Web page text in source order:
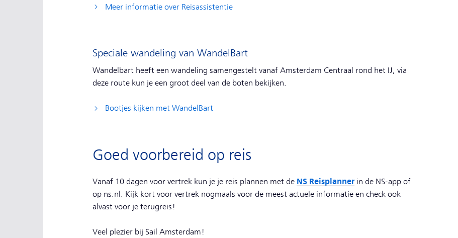
Meer informatie over Reisassistentie
Speciale wandeling van WandelBart
Wandelbart heeft een wandeling samengestelt vanaf Amsterdam Centraal rond het IJ, via
deze route kun je een groot deel van de boten bekijken.
Bootjes kijken met WandelBart
Goed voorbereid op reis
Vanaf 10 dagen voor vertrek kun je je reis plannen met de NS Reisplannerin de NS-app of
op ns.nl. Kijk kort voor vertrek nogmaals voor de meest actuele informatie en check ook
alvast voor je terugreis!
Veel plezier bij Sail Amsterdam!